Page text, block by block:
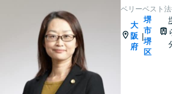
ベリーベスト
大
阪
府
|
堺
市
堺
区